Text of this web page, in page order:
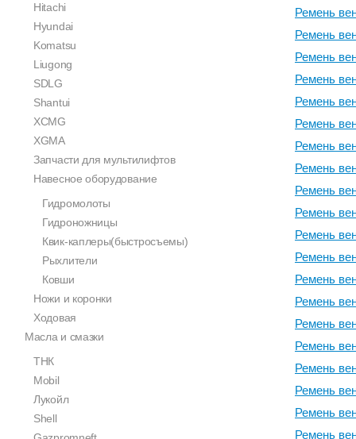
Ремень
Ремень
Ремень
Ремень
Ремень
Ремень
Ремень
Ремень
Ремень
Ремень
Ремень
Ремень
Ремень
Ремень
Ремень
Ремень
Ремень
Ремень
Ремень
Ремень
Hitachi
Hyundai
Komatsu
Liugong
SDLG
Shantui
XCMG
XGMA
Запчасти для мультилифтов
Навесное оборудование
Гидромолоты
Гидроножницы
Квик-каплеры(быстросъемы)
Рыхлители
Ковши
Ножи и коронки
Ходовая
Масла и смазки
ТНК
Mobil
Лукойл
Shell